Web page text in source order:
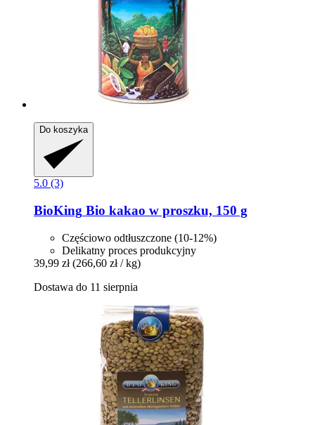
Do koszyka
5.0 (3)
BioKing Bio kakao w proszku, 150 g
Częściowo odtłuszczone (10-12%)
Delikatny proces produkcyjny
39,99 zł (266,60 zł / kg)
Dostawa do 11 sierpnia